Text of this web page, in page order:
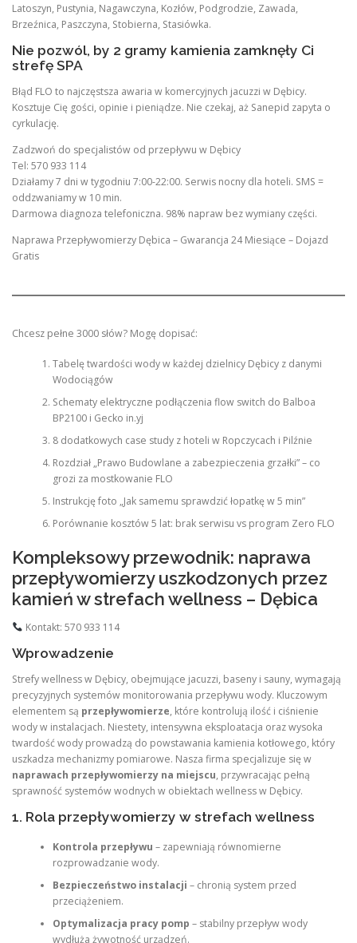
Latoszyn, Pustynia, Nagawczyna, Kozłów, Podgrodzie, Zawada,
Brzeźnica, Paszczyna, Stobierna, Stasiówka.
Nie pozwól, by 2 gramy kamienia zamknęły Ci
strefę SPA
Błąd FLO to najczęstsza awaria w komercyjnych jacuzzi w Dębicy.
Kosztuje Cię gości, opinie i pieniądze. Nie czekaj, aż Sanepid zapyta o
cyrkulację.
Zadzwoń do specjalistów od przepływu w Dębicy
Tel: 570 933 114
Działamy 7 dni w tygodniu 7:00-22:00. Serwis nocny dla hoteli. SMS =
oddzwaniamy w 10 min.
Darmowa diagnoza telefoniczna. 98% napraw bez wymiany części.
Naprawa Przepływomierzy Dębica – Gwarancja 24 Miesiące – Dojazd
Gratis
Chcesz pełne 3000 słów? Mogę dopisać:
Tabelę twardości wody w każdej dzielnicy Dębicy z danymi
Wodociągów
Schematy elektryczne podłączenia flow switch do Balboa
BP2100 i Gecko in.yj
8 dodatkowych case study z hoteli w Ropczycach i Pilźnie
Rozdział „Prawo Budowlane a zabezpieczenia grzałki” – co
grozi za mostkowanie FLO
Instrukcję foto „Jak samemu sprawdzić łopatkę w 5 min”
Porównanie kosztów 5 lat: brak serwisu vs program Zero FLO
Kompleksowy przewodnik: naprawa
przepływomierzy uszkodzonych przez
kamień w strefach wellness – Dębica
Kontakt: 570 933 114
Wprowadzenie
Strefy wellness w Dębicy, obejmujące jacuzzi, baseny i sauny, wymagają
precyzyjnych systemów monitorowania przepływu wody. Kluczowym
elementem są przepływomierze, które kontrolują ilość i ciśnienie
wody w instalacjach. Niestety, intensywna eksploatacja oraz wysoka
twardość wody prowadzą do powstawania kamienia kotłowego, który
uszkadza mechanizmy pomiarowe. Nasza firma specjalizuje się w
naprawach przepływomierzy na miejscu, przywracając pełną
sprawność systemów wodnych w obiektach wellness w Dębicy.
1. Rola przepływomierzy w strefach wellness
Kontrola przepływu – zapewniają równomierne
rozprowadzanie wody.
Bezpieczeństwo instalacji – chronią system przed
przeciążeniem.
Optymalizacja pracy pomp – stabilny przepływ wody
wydłuża żywotność urządzeń.